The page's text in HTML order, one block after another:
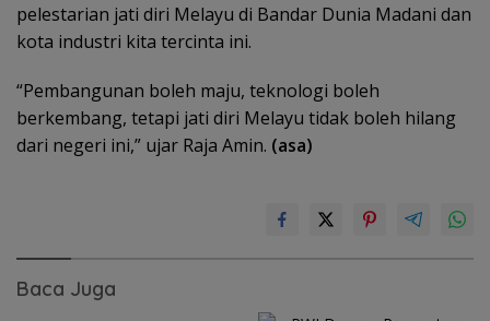
pelestarian jati diri Melayu di Bandar Dunia Madani dan
kota industri kita tercinta ini.
“Pembangunan boleh maju, teknologi boleh
berkembang, tetapi jati diri Melayu tidak boleh hilang
dari negeri ini,” ujar Raja Amin. (asa)
Baca Juga